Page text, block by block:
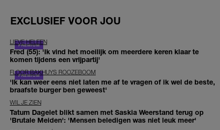
EXCLUSIEF VOOR JOU
LIEVE HELEEN
Fred (55): 'Ik vind het moeilijk om meerdere keren klaar te
komen tijdens een vrijpartij'
FLOOR BAKHUYS ROOZEBOOM
'Ik kan weer eens niet laten me af te vragen of ik wel de beste,
braafste burger ben geweest'
WIL JE ZIEN
Tatum Dagelet blikt samen met Saskia Weerstand terug op
'Brutale Meiden': 'Mensen beledigen was niet leuk meer'